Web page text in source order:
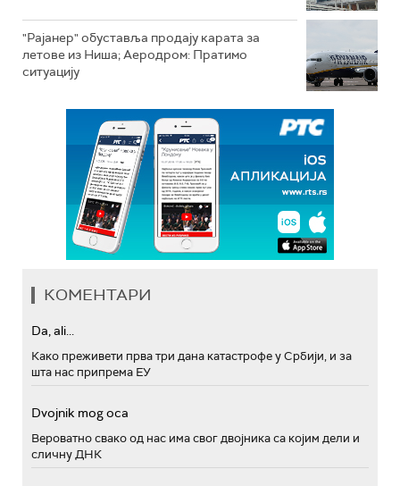
"Рајанер" обуставља продају карата за
летове из Ниша; Аеродром: Пратимо
ситуацију
КОМЕНТАРИ
Da, ali...
Како преживети прва три дана катастрофе у Србији, и за
шта нас припрема ЕУ
Dvojnik mog oca
Вероватно свако од нас има свог двојника са којим дели и
сличну ДНК